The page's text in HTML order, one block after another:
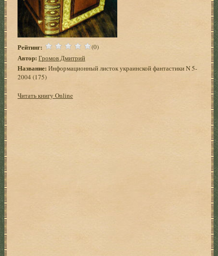
Рейтинг: (0)
Автор: Громов Дмитрий
Название: Информационный листок украинской фантастики N 5-
2004 (175)
Читать книгу Online